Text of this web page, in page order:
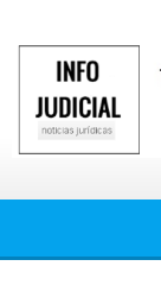
contenido